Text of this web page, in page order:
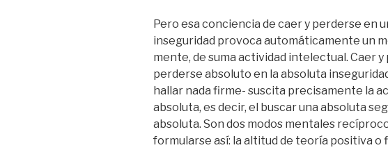
Pero esa conciencia de caer y perderse en
inseguridad provoca automáticamente un
mente, de suma actividad intelectual. Caer y
perderse absoluto en la absoluta
hallar nada firme- suscita precisamente la
absoluta, es decir, el buscar una absoluta
absoluta. Son dos modos mentales
formularse así: la altitud de teoría positiva o